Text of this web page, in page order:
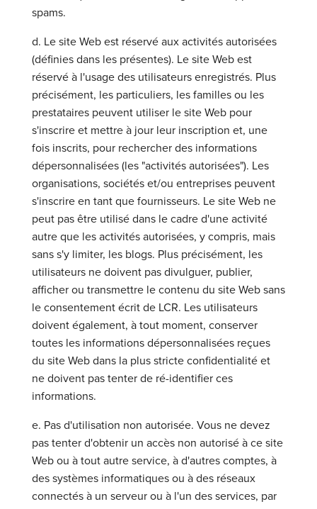
spams.
d. Le site Web est réservé aux activités autorisées
(définies dans les présentes). Le site Web est
réservé à l'usage des utilisateurs enregistrés. Plus
précisément, les particuliers, les familles ou les
prestataires peuvent utiliser le site Web pour
s'inscrire et mettre à jour leur inscription et, une
fois inscrits, pour rechercher des informations
dépersonnalisées (les "activités autorisées"). Les
organisations, sociétés et/ou entreprises peuvent
s'inscrire en tant que fournisseurs. Le site Web ne
peut pas être utilisé dans le cadre d'une activité
autre que les activités autorisées, y compris, mais
sans s'y limiter, les blogs. Plus précisément, les
utilisateurs ne doivent pas divulguer, publier,
afficher ou transmettre le contenu du site Web sans
le consentement écrit de LCR. Les utilisateurs
doivent également, à tout moment, conserver
toutes les informations dépersonnalisées reçues
du site Web dans la plus stricte confidentialité et
ne doivent pas tenter de ré-identifier ces
informations.
e. Pas d'utilisation non autorisée. Vous ne devez
pas tenter d'obtenir un accès non autorisé à ce site
Web ou à tout autre service, à d'autres comptes, à
des systèmes informatiques ou à des réseaux
connectés à un serveur ou à l'un des services, par